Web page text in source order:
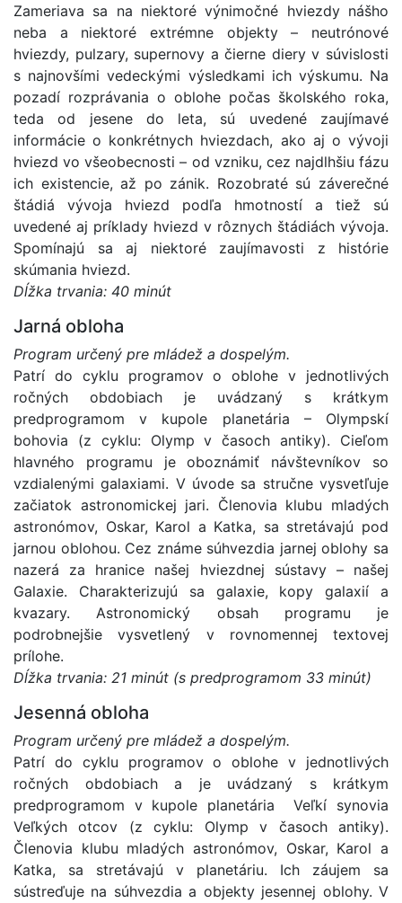
Zameriava sa na niektoré výnimočné hviezdy nášho
neba a niektoré extrémne objekty – neutrónové
hviezdy, pulzary, supernovy a čierne diery v súvislosti
s najnovšími vedeckými výsledkami ich výskumu. Na
pozadí rozprávania o oblohe počas školského roka,
teda od jesene do leta, sú uvedené zaujímavé
informácie o konkrétnych hviezdach, ako aj o vývoji
hviezd vo všeobecnosti – od vzniku, cez najdlhšiu fázu
ich existencie, až po zánik. Rozobraté sú záverečné
štádiá vývoja hviezd podľa hmotností a tiež sú
uvedené aj príklady hviezd v rôznych štádiách vývoja.
Spomínajú sa aj niektoré zaujímavosti z histórie
skúmania hviezd.
Dĺžka trvania: 40 minút
Jarná obloha
Program určený pre mládež a dospelým.
Patrí do cyklu programov o oblohe v jednotlivých
ročných obdobiach je uvádzaný s krátkym
predprogramom v kupole planetária – Olympskí
bohovia (z cyklu: Olymp v časoch antiky). Cieľom
hlavného programu je oboznámiť návštevníkov so
vzdialenými galaxiami. V úvode sa stručne vysvetľuje
začiatok astronomickej jari. Členovia klubu mladých
astronómov, Oskar, Karol a Katka, sa stretávajú pod
jarnou oblohou. Cez známe súhvezdia jarnej oblohy sa
nazerá za hranice našej hviezdnej sústavy – našej
Galaxie. Charakterizujú sa galaxie, kopy galaxií a
kvazary. Astronomický obsah programu je
podrobnejšie vysvetlený v rovnomennej textovej
prílohe.
Dĺžka trvania: 21 minút (s predprogramom 33 minút)
Jesenná obloha
Program určený pre mládež a dospelým.
Patrí do cyklu programov o oblohe v jednotlivých
ročných obdobiach a je uvádzaný s krátkym
predprogramom v kupole planetária Veľkí synovia
Veľkých otcov (z cyklu: Olymp v časoch antiky).
Členovia klubu mladých astronómov, Oskar, Karol a
Katka, sa stretávajú v planetáriu. Ich záujem sa
sústreďuje na súhvezdia a objekty jesennej oblohy. V